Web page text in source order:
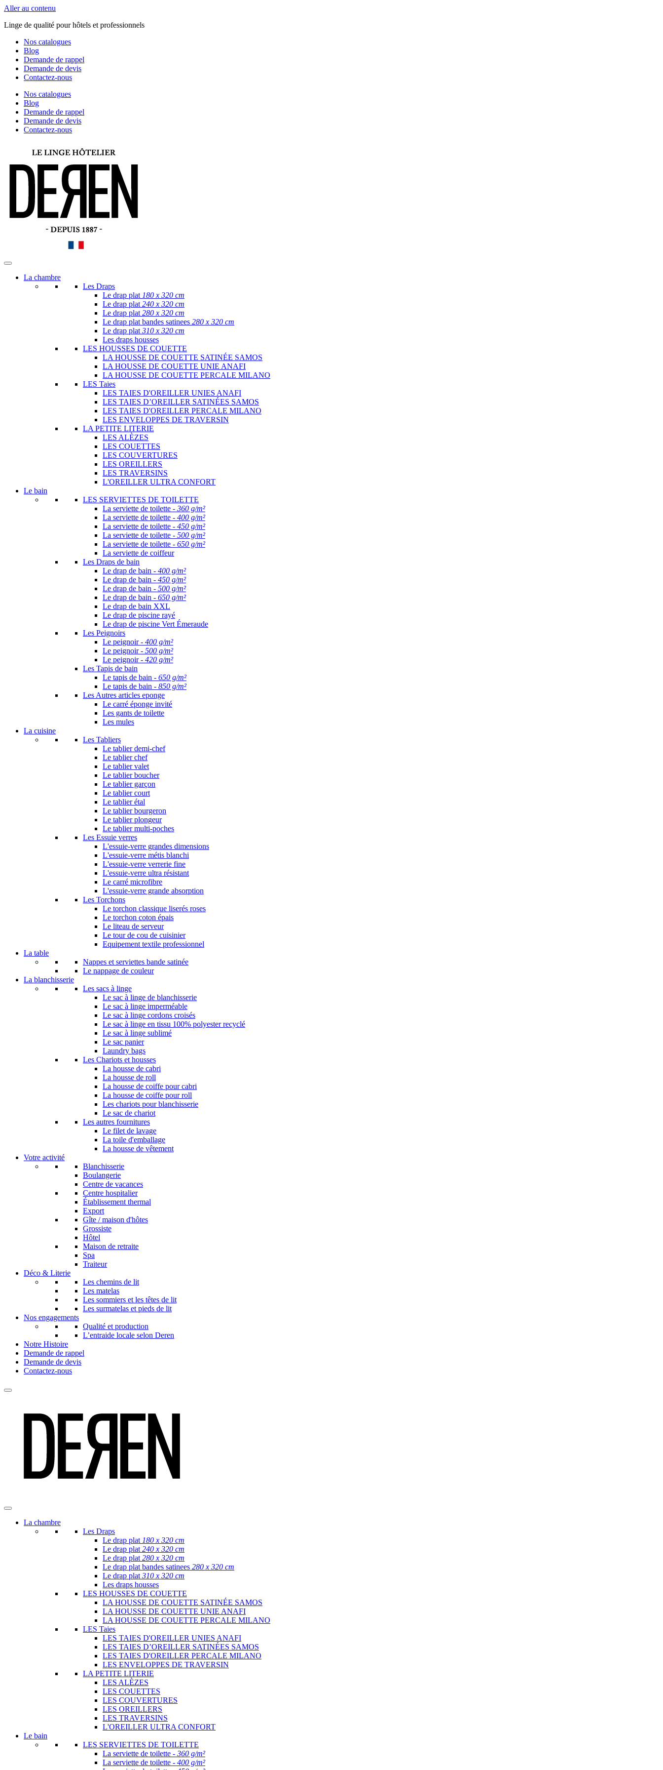
Aller au contenu
Linge de qualité pour hôtels et professionnels
Nos catalogues
Blog
Demande de rappel
Demande de devis
Contactez-nous
Nos catalogues
Blog
Demande de rappel
Demande de devis
Contactez-nous
La chambre
Les Draps
Le drap plat 180 x 320 cm
Le drap plat 240 x 320 cm
Le drap plat 280 x 320 cm
Le drap plat bandes satinees 280 x 320 cm
Le drap plat 310 x 320 cm
Les draps housses
LES HOUSSES DE COUETTE
LA HOUSSE DE COUETTE SATINÉE SAMOS
LA HOUSSE DE COUETTE UNIE ANAFI
LA HOUSSE DE COUETTE PERCALE MILANO
LES Taies
LES TAIES D'OREILLER UNIES ANAFI
LES TAIES D’OREILLER SATINÉES SAMOS
LES TAIES D'OREILLER PERCALE MILANO
LES ENVELOPPES DE TRAVERSIN
LA PETITE LITERIE
LES ALÈZES
LES COUETTES
LES COUVERTURES
LES OREILLERS
LES TRAVERSINS
L'OREILLER ULTRA CONFORT
Le bain
LES SERVIETTES DE TOILETTE
La serviette de toilette - 360 g/m²
La serviette de toilette - 400 g/m²
La serviette de toilette - 450 g/m²
La serviette de toilette - 500 g/m²
La serviette de toilette - 650 g/m²
La serviette de coiffeur
Les Draps de bain
Le drap de bain - 400 g/m²
Le drap de bain - 450 g/m²
Le drap de bain - 500 g/m²
Le drap de bain - 650 g/m²
Le drap de bain XXL
Le drap de piscine rayé
Le drap de piscine Vert Émeraude
Les Peignoirs
Le peignoir - 400 g/m²
Le peignoir - 500 g/m²
Le peignoir - 420 g/m²
Les Tapis de bain
Le tapis de bain - 650 g/m²
Le tapis de bain - 850 g/m²
Les Autres articles eponge
Le carré éponge invité
Les gants de toilette
Les mules
La cuisine
Les Tabliers
Le tablier demi-chef
Le tablier chef
Le tablier valet
Le tablier boucher
Le tablier garçon
Le tablier court
Le tablier étal
Le tablier bourgeron
Le tablier plongeur
Le tablier multi-poches
Les Essuie verres
L'essuie-verre grandes dimensions
L'essuie-verre métis blanchi
L'essuie-verre verrerie fine
L'essuie-verre ultra résistant
Le carré microfibre
L'essuie-verre grande absorption
Les Torchons
Le torchon classique liserés roses
Le torchon coton épais
Le liteau de serveur
Le tour de cou de cuisinier
Equipement textile professionnel
La table
Nappes et serviettes bande satinée
Le nappage de couleur
La blanchisserie​
Les sacs à linge
Le sac à linge de blanchisserie
Le sac à linge imperméable
Le sac à linge cordons croisés
Le sac à linge en tissu 100% polyester recyclé
Le sac à linge sublimé
Le sac panier
Laundry bags
Les Chariots et housses
La housse de cabri
La housse de roll
La housse de coiffe pour cabri
La housse de coiffe pour roll
Les chariots pour blanchisserie
Le sac de chariot
Les autres fournitures
Le filet de lavage
La toile d'emballage
La housse de vêtement
Votre activité
Blanchisserie
Boulangerie
Centre de vacances
Centre hospitalier
Établissement thermal
Export
Gîte / maison d'hôtes
Grossiste
Hôtel
Maison de retraite
Spa
Traiteur
Déco & Literie
Les chemins de lit
Les matelas
Les sommiers et les têtes de lit
Les surmatelas et pieds de lit
Nos engagements
Qualité et production
L’entraide locale selon Deren
Notre Histoire
Demande de rappel
Demande de devis
Contactez-nous
La chambre
Les Draps
Le drap plat 180 x 320 cm
Le drap plat 240 x 320 cm
Le drap plat 280 x 320 cm
Le drap plat bandes satinees 280 x 320 cm
Le drap plat 310 x 320 cm
Les draps housses
LES HOUSSES DE COUETTE
LA HOUSSE DE COUETTE SATINÉE SAMOS
LA HOUSSE DE COUETTE UNIE ANAFI
LA HOUSSE DE COUETTE PERCALE MILANO
LES Taies
LES TAIES D'OREILLER UNIES ANAFI
LES TAIES D’OREILLER SATINÉES SAMOS
LES TAIES D'OREILLER PERCALE MILANO
LES ENVELOPPES DE TRAVERSIN
LA PETITE LITERIE
LES ALÈZES
LES COUETTES
LES COUVERTURES
LES OREILLERS
LES TRAVERSINS
L'OREILLER ULTRA CONFORT
Le bain
LES SERVIETTES DE TOILETTE
La serviette de toilette - 360 g/m²
La serviette de toilette - 400 g/m²